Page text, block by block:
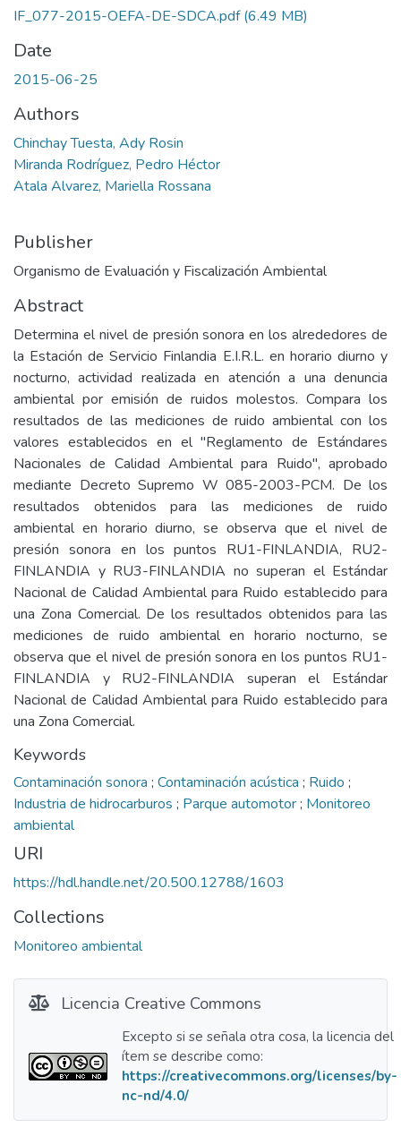
IF_077-2015-OEFA-DE-SDCA.pdf(6.49 MB)
Date
2015-06-25
Authors
Chinchay Tuesta, Ady Rosin
Miranda Rodríguez, Pedro Héctor
Atala Alvarez, Mariella Rossana
Publisher
Organismo de Evaluación y Fiscalización Ambiental
Abstract
Determina el nivel de presión sonora en los alrededores de
la Estación de Servicio Finlandia E.I.R.L. en horario diurno y
nocturno, actividad realizada en atención a una denuncia
ambiental por emisión de ruidos molestos. Compara los
resultados de las mediciones de ruido ambiental con los
valores establecidos en el "Reglamento de Estándares
Nacionales de Calidad Ambiental para Ruido", aprobado
mediante Decreto Supremo W 085-2003-PCM. De los
resultados obtenidos para las mediciones de ruido
ambiental en horario diurno, se observa que el nivel de
presión sonora en los puntos RU1-FINLANDIA, RU2-
FINLANDIA y RU3-FINLANDIA no superan el Estándar
Nacional de Calidad Ambiental para Ruido establecido para
una Zona Comercial. De los resultados obtenidos para las
mediciones de ruido ambiental en horario nocturno, se
observa que el nivel de presión sonora en los puntos RU1-
FINLANDIA y RU2-FINLANDIA superan el Estándar
Nacional de Calidad Ambiental para Ruido establecido para
una Zona Comercial.
Keywords
Contaminación sonora ; Contaminación acústica ; Ruido ;
Industria de hidrocarburos ; Parque automotor; Monitoreo
ambiental
URI
https://hdl.handle.net/20.500.12788/1603
Collections
Monitoreo ambiental
Licencia Creative Commons
Excepto si se señala otra cosa, la licencia del
ítem se describe como:
https://creativecommons.org/licenses/by-
nc-nd/4.0/